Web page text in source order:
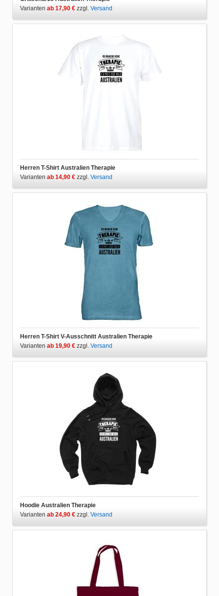
Varianten ab 17,90 € zzgl. Versand
Herren T-Shirt Australien Therapie
Varianten ab 14,90 € zzgl. Versand
Herren T-Shirt V-Ausschnitt Australien Therapie
Varianten ab 19,90 € zzgl. Versand
Hoodie Australien Therapie
Varianten ab 24,90 € zzgl. Versand